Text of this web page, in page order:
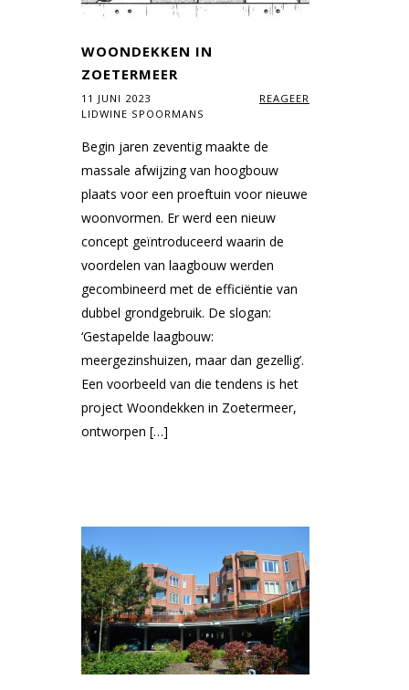
WOONDEKKEN IN
ZOETERMEER
11 JUNI 2023
REAGEER
LIDWINE SPOORMANS
Begin jaren zeventig maakte de
massale afwijzing van hoogbouw
plaats voor een proeftuin voor nieuwe
woonvormen. Er werd een nieuw
concept geïntroduceerd waarin de
voordelen van laagbouw werden
gecombineerd met de efficiëntie van
dubbel grondgebruik. De slogan:
‘Gestapelde laagbouw:
meergezinshuizen, maar dan gezellig’.
Een voorbeeld van die tendens is het
project Woondekken in Zoetermeer,
ontworpen […]